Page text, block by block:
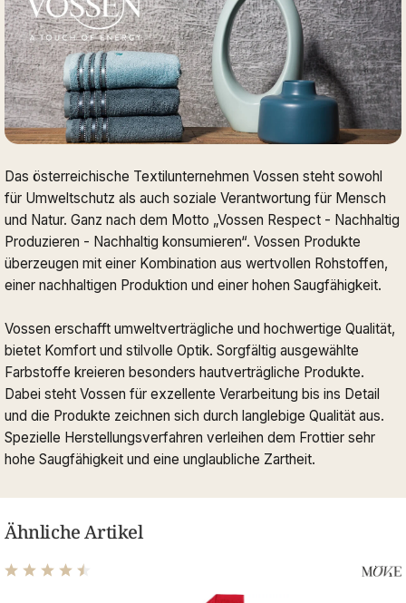
Das österreichische Textilunternehmen Vossen steht sowohl
für Umweltschutz als auch soziale Verantwortung für Mensch
und Natur. Ganz nach dem Motto „Vossen Respect - Nachhaltig
Produzieren - Nachhaltig konsumieren“. Vossen Produkte
überzeugen mit einer Kombination aus wertvollen Rohstoffen,
einer nachhaltigen Produktion und einer hohen Saugfähigkeit.
Vossen erschafft umweltverträgliche und hochwertige Qualität,
bietet Komfort und stilvolle Optik. Sorgfältig ausgewählte
Farbstoffe kreieren besonders hautverträgliche Produkte.
Dabei steht Vossen für exzellente Verarbeitung bis ins Detail
und die Produkte zeichnen sich durch langlebige Qualität aus.
Spezielle Herstellungsverfahren verleihen dem Frottier sehr
hohe Saugfähigkeit und eine unglaubliche Zartheit.
Ähnliche Artikel
Durchschnittliche Bewertung von 4.56 von 5 Sternen